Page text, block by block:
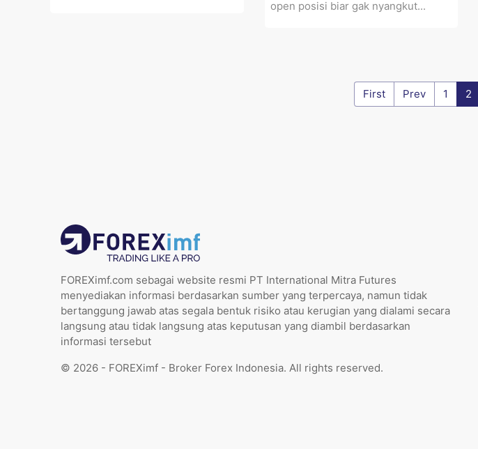
open posisi biar gak nyangkut...
First Prev 1 2
FOREXimf.com sebagai website resmi PT International Mitra Futures
menyediakan informasi berdasarkan sumber yang terpercaya, namun tidak
bertanggung jawab atas segala bentuk risiko atau kerugian yang dialami secara
langsung atau tidak langsung atas keputusan yang diambil berdasarkan
informasi tersebut
© 2026 - FOREXimf - Broker Forex Indonesia. All rights reserved.